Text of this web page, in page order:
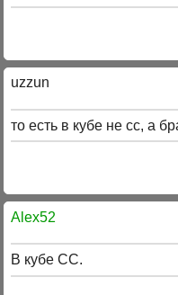
uzzun
то есть в кубе не сс, а
Alex52
В кубе СС.